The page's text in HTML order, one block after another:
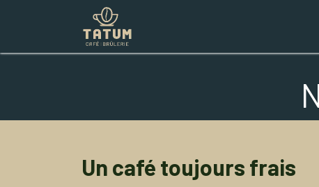
Un café toujours frais